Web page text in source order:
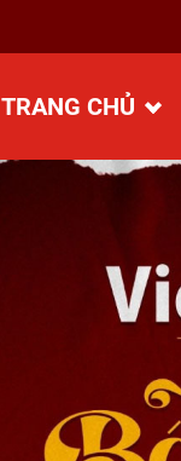
TRANG CHỦ